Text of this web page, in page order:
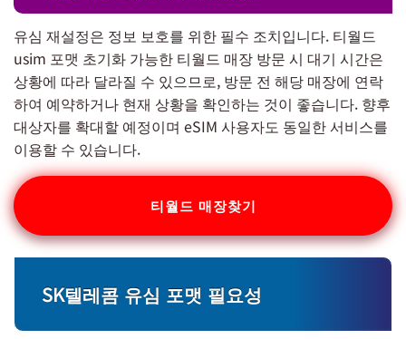
유심 재설정은 정보 보호를 위한 필수 조치입니다. 티월드
usim 포맷 초기화 가능한 티월드 매장 방문 시 대기 시간은
상황에 따라 달라질 수 있으므로, 방문 전 해당 매장에 연락
하여 예약하거나 현재 상황을 확인하는 것이 좋습니다. 향후
대상자를 확대할 예정이며 eSIM 사용자도 동일한 서비스를
이용할 수 있습니다.
티월드 매장찾기
SK텔레콤 유심 포맷 필요성